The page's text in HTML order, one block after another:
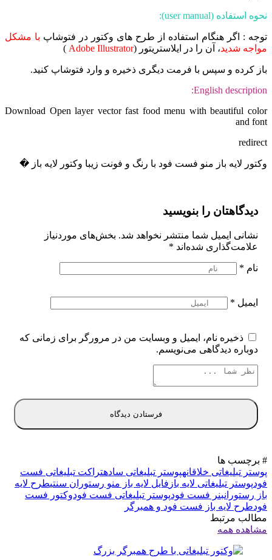
نحوه استفاده (user manual):
توجه : اگر هنگام استفاده از طرح های وکتور در فتوشاپ با مشکل
مواجه شدید، آن را در ایلاستریتور (Adobe Illustrator
)
باز کرده و سپس با فرمت دیگری ذخیره و وارد فتوشاپ کنید.
English description:
Download Open layer vector fast food menu with beautiful color
and font
redirect
وکتور لایه باز منو فست فود با رنگ و فونت زیبا وکتور لایه باز �
دیدگاهتان را بنویسید
نشانی ایمیل شما منتشر نخواهد شد. بخش‌های موردنیاز
علامت‌گذاری شده‌اند *
نام *
ایمیل *
ذخیره نام، ایمیل و وبسایت من در مرورگر برای زمانی که
دوباره دیدگاهی می‌نویسم.
# برچسب ها
پوستر تبلیغاتی خلاقانهپوستر تبلیغاتی سادهتراکت تبلیغاتی فست
فودپوستر تبلیغاتی لایه باز فایل لایه باز منو رستوران سنتیطرح لایه
باز رستورانبنر فست فودپوستر تبلیغاتی فست فودوکتور فست
فودطرح لایه باز فست فود و همبرگر
مطالب مرتبط
مشاهده همه